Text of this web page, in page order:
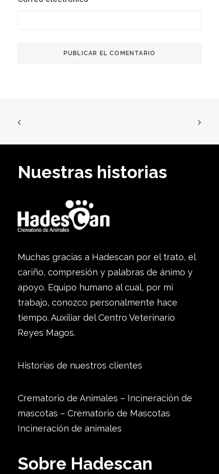
Nuestras historias
Muchas gracias a Hadescan por el trato, el
cariño, compresión y palabras de ánimo y
apoyo. Equipo humano al cual, por mi
trabajo, conozco personalmente hace
tiempo. Auxiliar del Centro Veterinario
Reyes Magos.
Historias de nuestros clientes
Crematorio de Animales – Incineración de
mascotas – Crematorio de Mascotas
Incineración de animales
Sobre Hadescan